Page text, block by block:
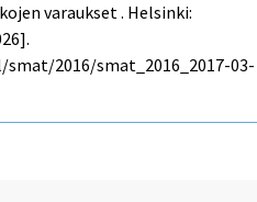
varaukset . Helsinki:
2016/smat_2016_2017-03-